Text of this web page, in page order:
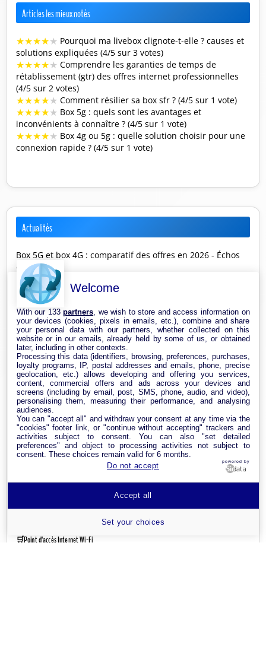
Articles les mieux notés
★★★★★ Pourquoi ma livebox clignote-t-elle ? causes et
solutions expliquées (4/5 sur 3 votes)
★★★★★ Comprendre les garanties de temps de
rétablissement (gtr) des offres internet professionnelles
(4/5 sur 2 votes)
★★★★★ Comment résilier sa box sfr ? (4/5 sur 1 vote)
★★★★★ Box 5g : quels sont les avantages et
inconvénients à connaître ? (4/5 sur 1 vote)
★★★★★ Box 4g ou 5g : quelle solution choisir pour une
connexion rapide ? (4/5 sur 1 vote)
Actualités
Box 5G et box 4G : comparatif des offres en 2026 - Échos
du Net
Box internet et forfait mobile étudiant : le comparatif pour
la rentrée 2026 - Selectra
Box 5G illimitée à la maison : quelle offre choisir entre
Free, Orange, SFR et Bouygues Telecom en 2026 ? -
Frandroid
Catégories de la boutique
Antenne & Amplificateur Réseau Internet
Cable Réseau
Adaptateur Ethernet USB
Câble RJ45
Point d’accès Internet Wi-Fi
Welcome
With our 133partners , we wish to store and access information on
your devices (cookies, pixels in emails, etc.), combine and share
your personal data with our partners, whether collected on this
website or in our emails, already held by some of us, or obtained
later, including in other contexts.
Processing this data (identifiers, browsing, preferences, purchases,
loyalty programs, IP, postal addresses and emails, phone, precise
geolocation, etc.) allows developing and offering you services,
content, commercial offers and ads across your devices and
screens (including by email, post, SMS, phone, audio, and video),
personalising them, measuring their performance, and analysing
audiences.
You can "accept all" and withdraw your consent at any time via the
"cookies" footer link, or "continue without accepting" trackers and
activities subject to consent. You can also "set detailed
preferences" and object to processing activities not subject to
consent. These choices remain valid for 6 months.
Do not accept
powered by
Set your choices
Accept all